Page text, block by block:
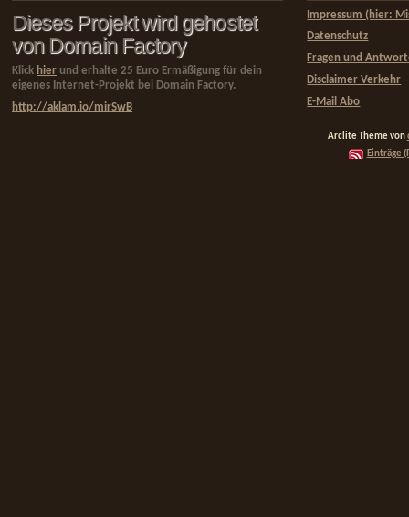
Dieses Projekt wird gehostet
von Domain Factory
Klick hier und erhalte 25 Euro Ermäßigung für dein
eigenes Internet-Projekt bei Domain Factory.
http://aklam.io/mirSwB
Impressum (hier:
Datenschutz
Fragen und
Disclaimer Verkehr
E-Mail Abo
Arclite Theme von
Einträge